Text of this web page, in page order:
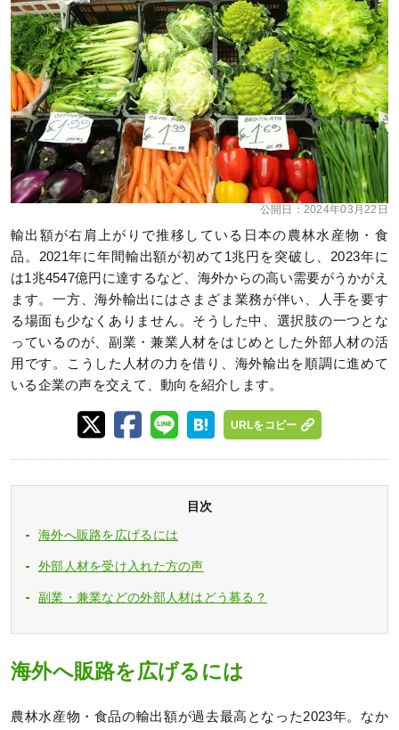
公開日： 2024年03月22日
輸出額が右肩上がりで推移している日本の農林水産物・食
品。2021年に年間輸出額が初めて1兆円を突破し、2023年に
は1兆4547億円に達するなど、海外からの高い需要がうかがえ
ます。一方、海外輸出にはさまざま業務が伴い、人手を要す
る場面も少なくありません。そうした中、選択肢の一つとな
っているのが、副業・兼業人材をはじめとした外部人材の活
用です。こうした人材の力を借り、海外輸出を順調に進めて
いる企業の声を交えて、動向を紹介します。
URLをコピー
目次
海外へ販路を広げるには
外部人材を受け入れた方の声
副業・兼業などの外部人材はどう募る？
海外へ販路を広げるには
農林水産物・食品の輸出額が過去最高となった2023年。なか